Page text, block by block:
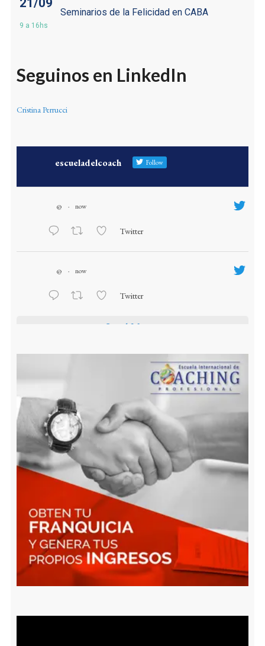
9 a 16hs
Seminarios de la Felicidad en CABA
Seguinos en LinkedIn
Cristina Perrucci
escueladelcoach Follow
@ · now
Twitter
@ · now
Twitter
Load More...